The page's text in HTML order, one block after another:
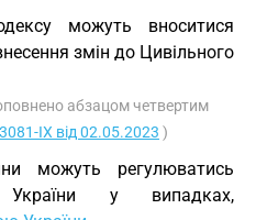
можуть вноситися
змін до Цивільного
абзацом четвертим
IX від 02.05.2023 )
можуть регулюватись
у випадках,